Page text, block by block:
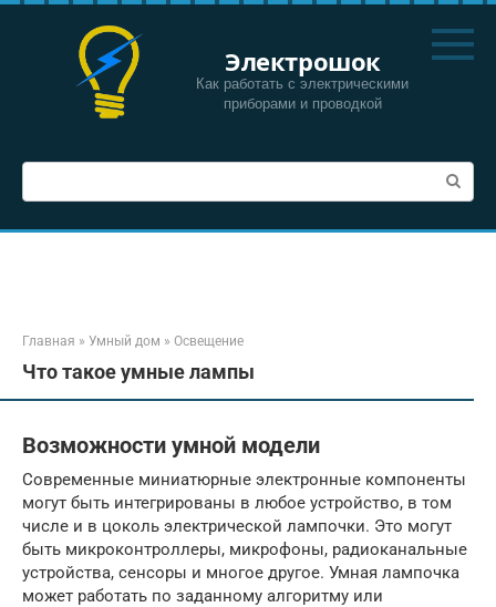
Перейти
Электрошок
Как работать с электрическими
приборами и проводкой
Поиск:
Главная » Умный дом » Освещение
Что такое умные лампы
Возможности умной модели
Современные миниатюрные электронные компоненты
могут быть интегрированы в любое устройство, в том
числе и в цоколь электрической лампочки. Это могут
быть микроконтроллеры, микрофоны, радиоканальные
устройства, сенсоры и многое другое. Умная лампочка
может работать по заданному алгоритму или